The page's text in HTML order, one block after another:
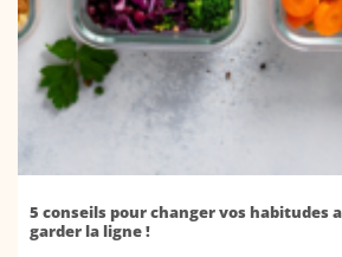
5 conseils pour changer vos habitudes
garder la ligne !